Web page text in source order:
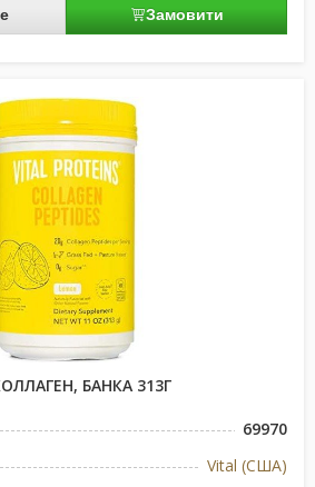
Замовити
БАНКА 313Г
69970
Vital (США)